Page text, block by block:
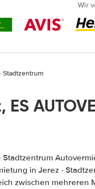
Wir
Stadtzentrum
ES
Stadtzentrum
in Jerez -
zwischen mehreren